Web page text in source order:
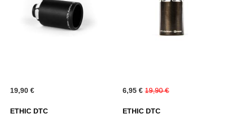
19,90 €
ETHIC DTC
Special
Price
6,95 € 19,90 €
ETHIC DTC